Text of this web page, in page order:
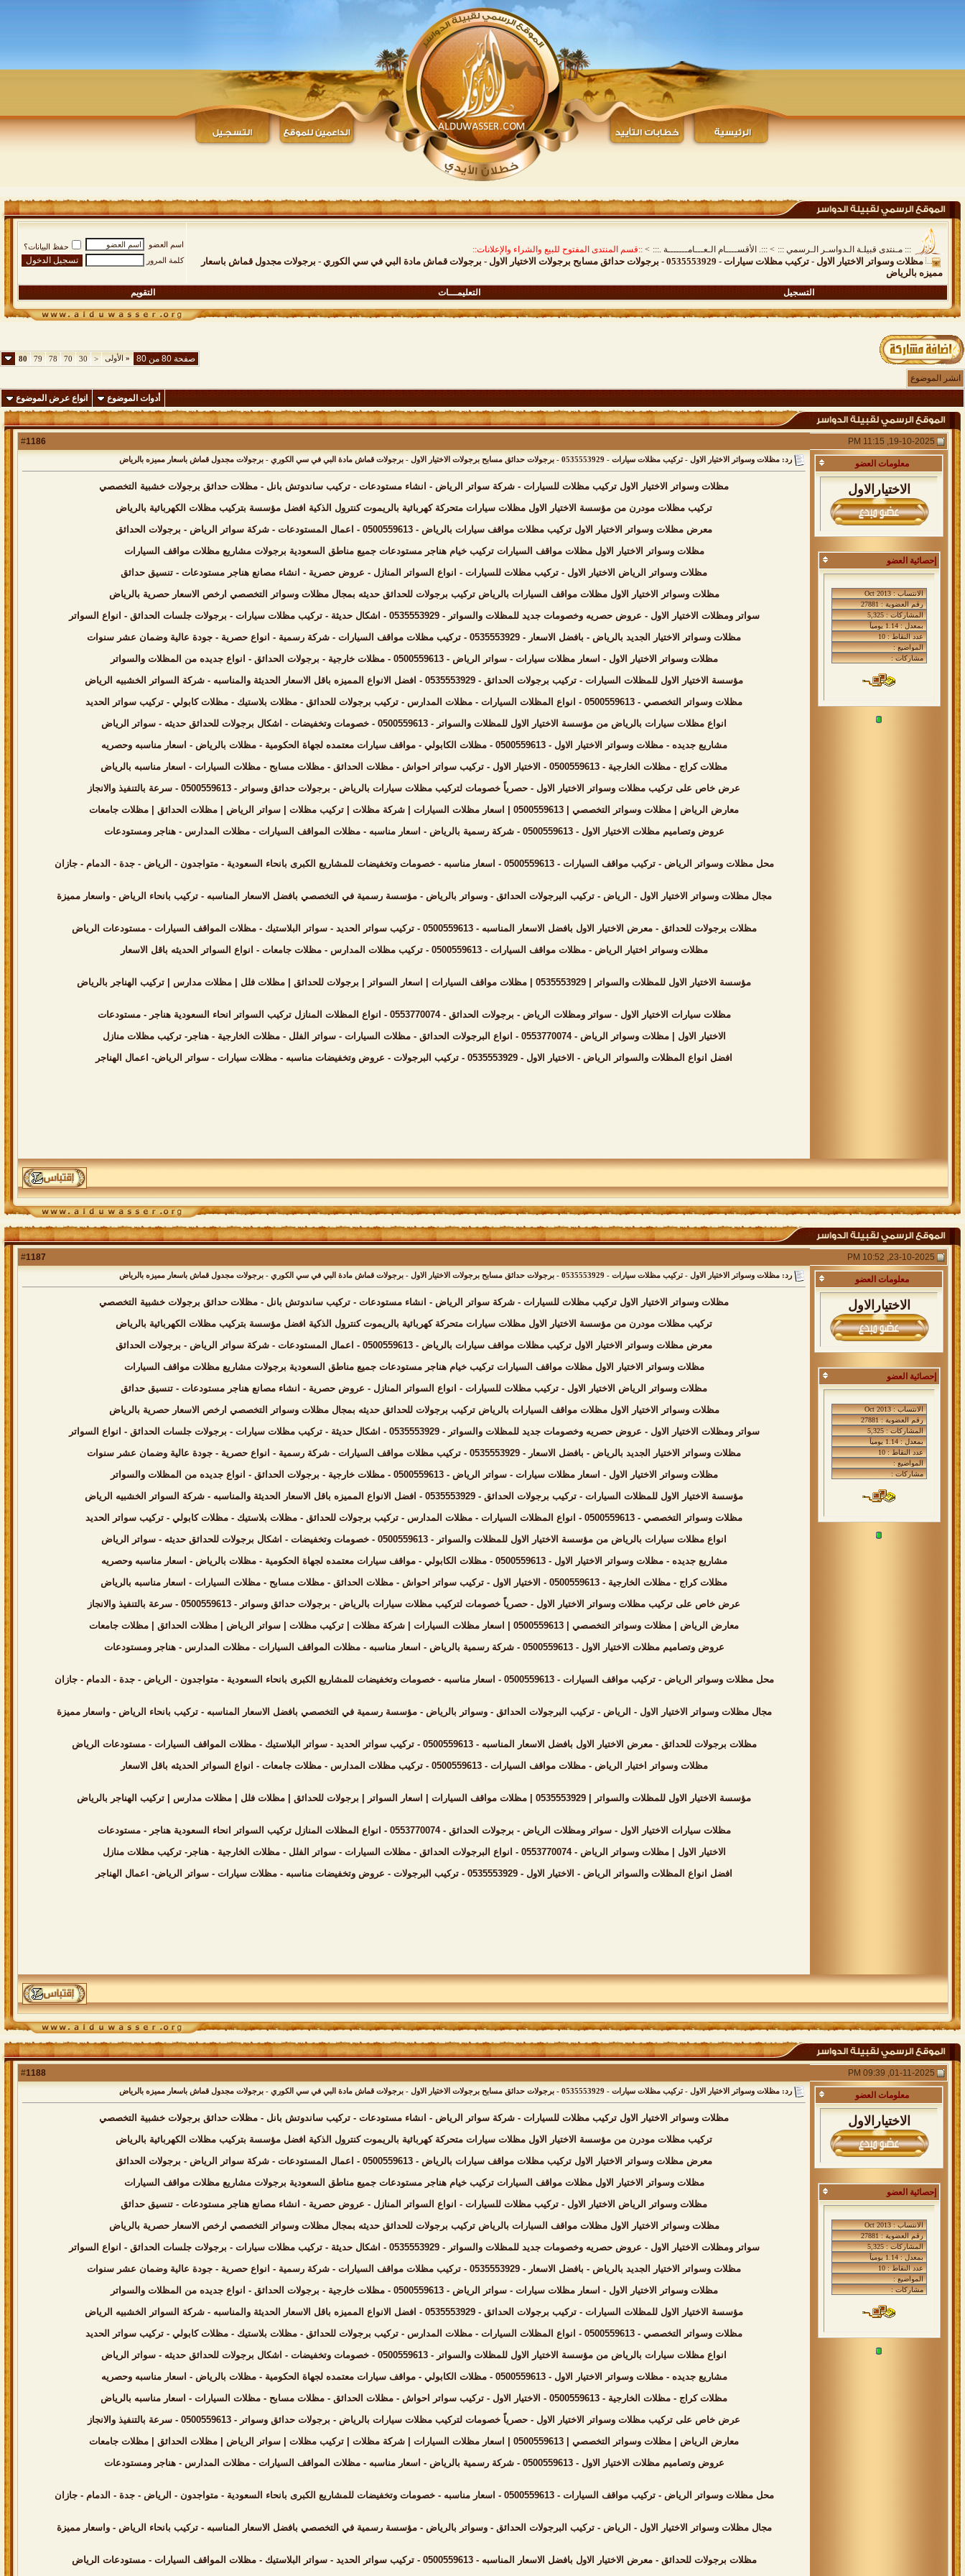
::: مـنتدى قبيلـة الـدواسـر الـرسمي ::: > :::. الأقســــام الـعـــامـــــــة .::: > ::قسم المنتدى المفتوح للبيع والشراء والإعلانات::
مظلات وسواتر الاختيار الاول - تركيب مظلات سيارات - 0535553929 - برجولات حدائق مسابح برجولات الاختيار الاول - برجولات قماش مادة البي في سي الكوري - برجولات مجدول قماش باسعار
مميزه بالرياض
اسم العضو
حفظ البيانات؟
كلمة المرور
التسجيل التعليمـــات التقويم
صفحة 80 من 80 «الأولى <
30
70
78
79
80
انشر الموضوع
أدوات الموضوع
انواع عرض الموضوع
1186
معلومات العضو
الاختيارالاول
إحصائية العضو
رد: مظلات وسواتر الاختيار الاول - تركيب مظلات سيارات - 0535553929 - برجولات حدائق مسابح برجولات الاختيار الاول - برجولات قماش مادة البي في سي الكوري - برجولات مجدول قماش باسعار مميزه بالرياض
مظلات وسواتر الاختيار الاول تركيب مظلات للسيارات - شركة سواتر الرياض - انشاء مستودعات - تركيب ساندوتش بانل - مظلات حدائق برجولات خشبية التخصصي
تركيب مظلات مودرن من مؤسسة الاختيار الاول مظلات سيارات متحركة كهربائية بالريموت كنترول الذكية افضل مؤسسة بتركيب مظلات الكهربائية بالرياض
معرض مظلات وسواتر الاختيار الاول تركيب مظلات مواقف سيارات بالرياض - 0500559613 - اعمال المستودعات - شركة سواتر الرياض - برجولات الحدائق
مظلات وسواتر الاختيار الاول مظلات مواقف السيارات تركيب خيام هناجر مستودعات جميع مناطق السعودية برجولات مشاريع مظلات مواقف السيارات
مظلات وسواتر الرياض الاختيار الاول - تركيب مظلات للسيارات - انواع السواتر المنازل - عروض حصرية - انشاء مصانع هناجر مستودعات - تنسيق حدائق
مظلات وسواتر الاختيار الاول مظلات مواقف السيارات بالرياض تركيب برجولات للحدائق حديثه بمجال مظلات وسواتر التخصصي ارخص الاسعار حصرية بالرياض
سواتر ومظلات الاختيار الاول - عروض حصريه وخصومات جديد للمظلات والسواتر - 0535553929 - اشكال حديثة - تركيب مظلات سيارات - برجولات جلسات الحدائق - انواع السواتر
مظلات وسواتر الاختيار الجديد بالرياض - بافضل الاسعار - 0535553929 - تركيب مظلات مواقف السيارات - شركة رسمية - انواع حصرية - جودة عالية وضمان عشر سنوات
مظلات وسواتر الاختيار الاول - اسعار مظلات سيارات - سواتر الرياض - 0500559613 - مظلات خارجية - برجولات الحدائق - انواع جديده من المظلات والسواتر
مؤسسة الاختيار الاول للمظلات السيارات - تركيب برجولات الحدائق - 0535553929 - افضل الانواع المميزه باقل الاسعار الحديثة والمناسبه - شركة السواتر الخشبيه الرياض
مظلات وسواتر التخصصي - 0500559613 - انواع المظلات السيارات - مظلات المدارس - تركيب برجولات للحدائق - مظلات بلاستيك - مظلات كابولي - تركيب سواتر الحديد
انواع مظلات سيارات بالرياض من مؤسسة الاختيار الاول للمظلات والسواتر - 0500559613 - خصومات وتخفيضات - اشكال برجولات للحدائق حديثه - سواتر الرياض
مشاريع جديده - مظلات وسواتر الاختيار الاول - 0500559613 - مظلات الكابولي - مواقف سيارات معتمده لجهاة الحكومية - مظلات بالرياض - اسعار مناسبه وحصريه
مظلات كراج - مظلات الخارجية - 0500559613 - الاختيار الاول - تركيب سواتر احواش - مظلات الحدائق - مظلات مسابح - مظلات السيارات - اسعار مناسبه بالرياض
عرض خاص على تركيب مظلات وسواتر الاختيار الاول - حصرياً خصومات لتركيب مظلات سيارات بالرياض - برجولات حدائق وسواتر - 0500559613 - سرعة بالتنفيذ والانجاز
معارض الرياض | مظلات وسواتر التخصصي | 0500559613 | اسعار مظلات السيارات | شركة مظلات | تركيب مظلات | سواتر الرياض | مظلات الحدائق | مظلات جامعات
عروض وتصاميم مظلات الاختيار الاول - 0500559613 - شركة رسمية بالرياض - اسعار مناسبه - مظلات المواقف السيارات - مظلات المدارس - هناجر ومستودعات
محل مظلات وسواتر الرياض - تركيب مواقف السيارات - 0500559613 - اسعار مناسبه - خصومات وتخفيضات للمشاريع الكبرى بانحاء السعودية - متواجدون - الرياض - جدة - الدمام - جازان
مجال مظلات وسواتر الاختيار الاول - الرياض - تركيب البرجولات الحدائق - وسواتر بالرياض - مؤسسة رسمية في التخصصي بافضل الاسعار المناسبه - تركيب بانحاء الرياض - واسعار مميزة
مظلات برجولات للحدائق - معرض الاختيار الاول بافضل الاسعار المناسبه - 0500559613 - تركيب سواتر الحديد - سواتر البلاستيك - مظلات المواقف السيارات - مستودعات الرياض
مظلات وسواتر اختيار الرياض - مظلات مواقف السيارات - 0500559613 - تركيب مظلات المدارس - مظلات جامعات - انواع السواتر الحديثه باقل الاسعار
مؤسسة الاختيار الاول للمظلات والسواتر | 0535553929 | مظلات مواقف السيارات | اسعار السواتر | برجولات للحدائق | مظلات فلل | مظلات مدارس | تركيب الهناجر بالرياض
مظلات سيارات الاختيار الاول - سواتر ومظلات الرياض - برجولات الحدائق - 0553770074 - انواع المظلات المنازل تركيب السواتر انحاء السعودية هناجر - مستودعات
الاختيار الاول | مظلات وسواتر الرياض - 0553770074 - انواع البرجولات الحدائق - مظلات السيارات - سواتر الفلل - مظلات الخارجية - هناجر- تركيب مظلات منازل
افضل انواع المظلات والسواتر الرياض - الاختيار الاول - 0535553929 - تركيب البرجولات - عروض وتخفيضات مناسبه - مظلات سيارات - سواتر الرياض- اعمال الهناجر
1187
معلومات العضو
الاختيارالاول
إحصائية العضو
رد: مظلات وسواتر الاختيار الاول - تركيب مظلات سيارات - 0535553929 - برجولات حدائق مسابح برجولات الاختيار الاول - برجولات قماش مادة البي في سي الكوري - برجولات مجدول قماش باسعار مميزه بالرياض
مظلات وسواتر الاختيار الاول تركيب مظلات للسيارات - شركة سواتر الرياض - انشاء مستودعات - تركيب ساندوتش بانل - مظلات حدائق برجولات خشبية التخصصي
تركيب مظلات مودرن من مؤسسة الاختيار الاول مظلات سيارات متحركة كهربائية بالريموت كنترول الذكية افضل مؤسسة بتركيب مظلات الكهربائية بالرياض
معرض مظلات وسواتر الاختيار الاول تركيب مظلات مواقف سيارات بالرياض - 0500559613 - اعمال المستودعات - شركة سواتر الرياض - برجولات الحدائق
مظلات وسواتر الاختيار الاول مظلات مواقف السيارات تركيب خيام هناجر مستودعات جميع مناطق السعودية برجولات مشاريع مظلات مواقف السيارات
مظلات وسواتر الرياض الاختيار الاول - تركيب مظلات للسيارات - انواع السواتر المنازل - عروض حصرية - انشاء مصانع هناجر مستودعات - تنسيق حدائق
مظلات وسواتر الاختيار الاول مظلات مواقف السيارات بالرياض تركيب برجولات للحدائق حديثه بمجال مظلات وسواتر التخصصي ارخص الاسعار حصرية بالرياض
سواتر ومظلات الاختيار الاول - عروض حصريه وخصومات جديد للمظلات والسواتر - 0535553929 - اشكال حديثة - تركيب مظلات سيارات - برجولات جلسات الحدائق - انواع السواتر
مظلات وسواتر الاختيار الجديد بالرياض - بافضل الاسعار - 0535553929 - تركيب مظلات مواقف السيارات - شركة رسمية - انواع حصرية - جودة عالية وضمان عشر سنوات
مظلات وسواتر الاختيار الاول - اسعار مظلات سيارات - سواتر الرياض - 0500559613 - مظلات خارجية - برجولات الحدائق - انواع جديده من المظلات والسواتر
مؤسسة الاختيار الاول للمظلات السيارات - تركيب برجولات الحدائق - 0535553929 - افضل الانواع المميزه باقل الاسعار الحديثة والمناسبه - شركة السواتر الخشبيه الرياض
مظلات وسواتر التخصصي - 0500559613 - انواع المظلات السيارات - مظلات المدارس - تركيب برجولات للحدائق - مظلات بلاستيك - مظلات كابولي - تركيب سواتر الحديد
انواع مظلات سيارات بالرياض من مؤسسة الاختيار الاول للمظلات والسواتر - 0500559613 - خصومات وتخفيضات - اشكال برجولات للحدائق حديثه - سواتر الرياض
مشاريع جديده - مظلات وسواتر الاختيار الاول - 0500559613 - مظلات الكابولي - مواقف سيارات معتمده لجهاة الحكومية - مظلات بالرياض - اسعار مناسبه وحصريه
مظلات كراج - مظلات الخارجية - 0500559613 - الاختيار الاول - تركيب سواتر احواش - مظلات الحدائق - مظلات مسابح - مظلات السيارات - اسعار مناسبه بالرياض
عرض خاص على تركيب مظلات وسواتر الاختيار الاول - حصرياً خصومات لتركيب مظلات سيارات بالرياض - برجولات حدائق وسواتر - 0500559613 - سرعة بالتنفيذ والانجاز
معارض الرياض | مظلات وسواتر التخصصي | 0500559613 | اسعار مظلات السيارات | شركة مظلات | تركيب مظلات | سواتر الرياض | مظلات الحدائق | مظلات جامعات
عروض وتصاميم مظلات الاختيار الاول - 0500559613 - شركة رسمية بالرياض - اسعار مناسبه - مظلات المواقف السيارات - مظلات المدارس - هناجر ومستودعات
محل مظلات وسواتر الرياض - تركيب مواقف السيارات - 0500559613 - اسعار مناسبه - خصومات وتخفيضات للمشاريع الكبرى بانحاء السعودية - متواجدون - الرياض - جدة - الدمام - جازان
مجال مظلات وسواتر الاختيار الاول - الرياض - تركيب البرجولات الحدائق - وسواتر بالرياض - مؤسسة رسمية في التخصصي بافضل الاسعار المناسبه - تركيب بانحاء الرياض - واسعار مميزة
مظلات برجولات للحدائق - معرض الاختيار الاول بافضل الاسعار المناسبه - 0500559613 - تركيب سواتر الحديد - سواتر البلاستيك - مظلات المواقف السيارات - مستودعات الرياض
مظلات وسواتر اختيار الرياض - مظلات مواقف السيارات - 0500559613 - تركيب مظلات المدارس - مظلات جامعات - انواع السواتر الحديثه باقل الاسعار
مؤسسة الاختيار الاول للمظلات والسواتر | 0535553929 | مظلات مواقف السيارات | اسعار السواتر | برجولات للحدائق | مظلات فلل | مظلات مدارس | تركيب الهناجر بالرياض
مظلات سيارات الاختيار الاول - سواتر ومظلات الرياض - برجولات الحدائق - 0553770074 - انواع المظلات المنازل تركيب السواتر انحاء السعودية هناجر - مستودعات
الاختيار الاول | مظلات وسواتر الرياض - 0553770074 - انواع البرجولات الحدائق - مظلات السيارات - سواتر الفلل - مظلات الخارجية - هناجر- تركيب مظلات منازل
افضل انواع المظلات والسواتر الرياض - الاختيار الاول - 0535553929 - تركيب البرجولات - عروض وتخفيضات مناسبه - مظلات سيارات - سواتر الرياض- اعمال الهناجر
1188
معلومات العضو
الاختيارالاول
إحصائية العضو
رد: مظلات وسواتر الاختيار الاول - تركيب مظلات سيارات - 0535553929 - برجولات حدائق مسابح برجولات الاختيار الاول - برجولات قماش مادة البي في سي الكوري - برجولات مجدول قماش باسعار مميزه بالرياض
مظلات وسواتر الاختيار الاول تركيب مظلات للسيارات - شركة سواتر الرياض - انشاء مستودعات - تركيب ساندوتش بانل - مظلات حدائق برجولات خشبية التخصصي
تركيب مظلات مودرن من مؤسسة الاختيار الاول مظلات سيارات متحركة كهربائية بالريموت كنترول الذكية افضل مؤسسة بتركيب مظلات الكهربائية بالرياض
معرض مظلات وسواتر الاختيار الاول تركيب مظلات مواقف سيارات بالرياض - 0500559613 - اعمال المستودعات - شركة سواتر الرياض - برجولات الحدائق
مظلات وسواتر الاختيار الاول مظلات مواقف السيارات تركيب خيام هناجر مستودعات جميع مناطق السعودية برجولات مشاريع مظلات مواقف السيارات
مظلات وسواتر الرياض الاختيار الاول - تركيب مظلات للسيارات - انواع السواتر المنازل - عروض حصرية - انشاء مصانع هناجر مستودعات - تنسيق حدائق
مظلات وسواتر الاختيار الاول مظلات مواقف السيارات بالرياض تركيب برجولات للحدائق حديثه بمجال مظلات وسواتر التخصصي ارخص الاسعار حصرية بالرياض
سواتر ومظلات الاختيار الاول - عروض حصريه وخصومات جديد للمظلات والسواتر - 0535553929 - اشكال حديثة - تركيب مظلات سيارات - برجولات جلسات الحدائق - انواع السواتر
مظلات وسواتر الاختيار الجديد بالرياض - بافضل الاسعار - 0535553929 - تركيب مظلات مواقف السيارات - شركة رسمية - انواع حصرية - جودة عالية وضمان عشر سنوات
مظلات وسواتر الاختيار الاول - اسعار مظلات سيارات - سواتر الرياض - 0500559613 - مظلات خارجية - برجولات الحدائق - انواع جديده من المظلات والسواتر
مؤسسة الاختيار الاول للمظلات السيارات - تركيب برجولات الحدائق - 0535553929 - افضل الانواع المميزه باقل الاسعار الحديثة والمناسبه - شركة السواتر الخشبيه الرياض
مظلات وسواتر التخصصي - 0500559613 - انواع المظلات السيارات - مظلات المدارس - تركيب برجولات للحدائق - مظلات بلاستيك - مظلات كابولي - تركيب سواتر الحديد
انواع مظلات سيارات بالرياض من مؤسسة الاختيار الاول للمظلات والسواتر - 0500559613 - خصومات وتخفيضات - اشكال برجولات للحدائق حديثه - سواتر الرياض
مشاريع جديده - مظلات وسواتر الاختيار الاول - 0500559613 - مظلات الكابولي - مواقف سيارات معتمده لجهاة الحكومية - مظلات بالرياض - اسعار مناسبه وحصريه
مظلات كراج - مظلات الخارجية - 0500559613 - الاختيار الاول - تركيب سواتر احواش - مظلات الحدائق - مظلات مسابح - مظلات السيارات - اسعار مناسبه بالرياض
عرض خاص على تركيب مظلات وسواتر الاختيار الاول - حصرياً خصومات لتركيب مظلات سيارات بالرياض - برجولات حدائق وسواتر - 0500559613 - سرعة بالتنفيذ والانجاز
معارض الرياض | مظلات وسواتر التخصصي | 0500559613 | اسعار مظلات السيارات | شركة مظلات | تركيب مظلات | سواتر الرياض | مظلات الحدائق | مظلات جامعات
عروض وتصاميم مظلات الاختيار الاول - 0500559613 - شركة رسمية بالرياض - اسعار مناسبه - مظلات المواقف السيارات - مظلات المدارس - هناجر ومستودعات
محل مظلات وسواتر الرياض - تركيب مواقف السيارات - 0500559613 - اسعار مناسبه - خصومات وتخفيضات للمشاريع الكبرى بانحاء السعودية - متواجدون - الرياض - جدة - الدمام - جازان
مجال مظلات وسواتر الاختيار الاول - الرياض - تركيب البرجولات الحدائق - وسواتر بالرياض - مؤسسة رسمية في التخصصي بافضل الاسعار المناسبه - تركيب بانحاء الرياض - واسعار مميزة
مظلات برجولات للحدائق - معرض الاختيار الاول بافضل الاسعار المناسبه - 0500559613 - تركيب سواتر الحديد - سواتر البلاستيك - مظلات المواقف السيارات - مستودعات الرياض